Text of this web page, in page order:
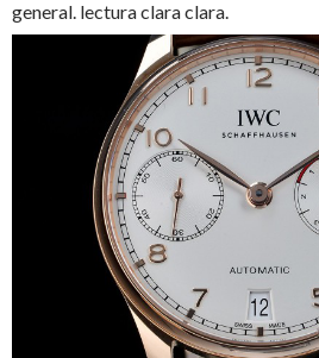
general. lectura clara clara.